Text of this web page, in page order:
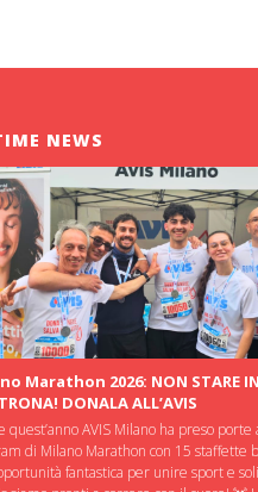
NEWS
Marathon 2026: NON STARE IN
DONALA ALL’AVIS
quest’anno AVIS Milano ha preso
di Milano Marathon con 15 staffette
fantastica per unire sport e